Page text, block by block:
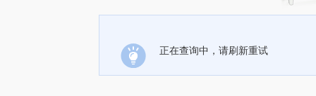
正在查询中，请刷新重试